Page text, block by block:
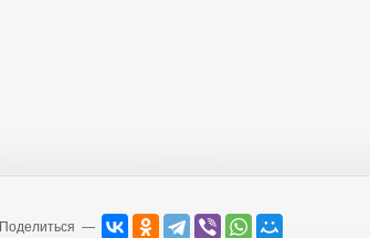
Поделиться —